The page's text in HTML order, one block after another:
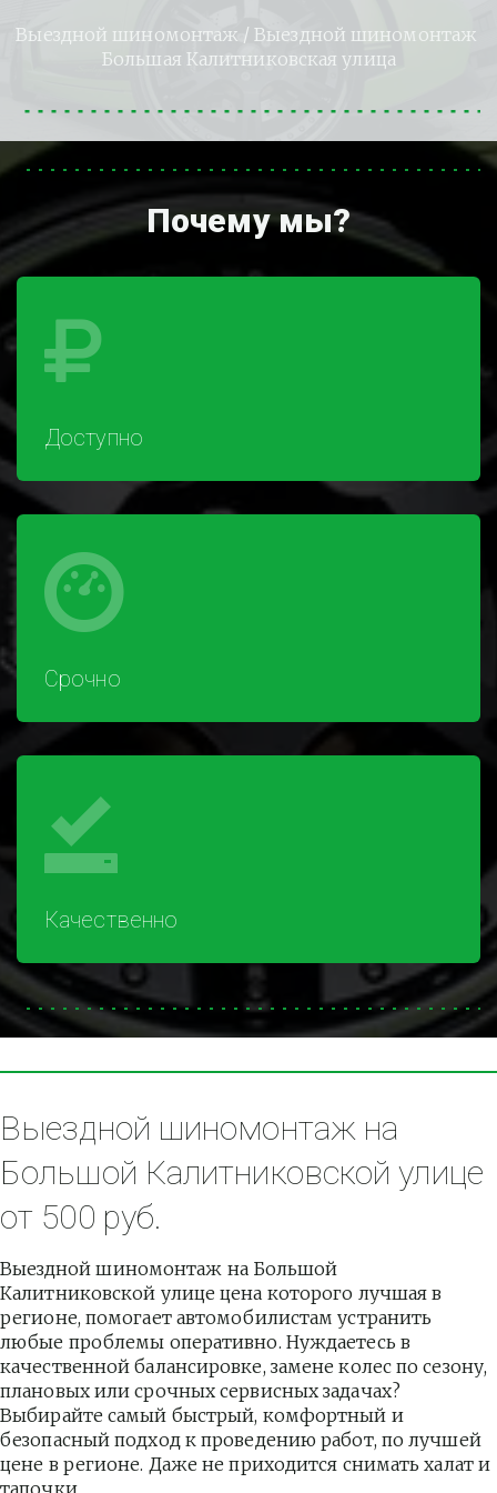
Выездной шиномонтаж / Выездной шиномонтаж
Большая Калитниковская улица
Почему мы?
Доступно
Срочно
Качественно
Выездной шиномонтаж на
Большой Калитниковской улице
от 500 руб.
Выездной шиномонтаж на Большой
Калитниковской улице цена которого лучшая в
регионе, помогает автомобилистам устранить
любые проблемы оперативно. Нуждаетесь в
качественной балансировке, замене колес по сезону,
плановых или срочных сервисных задачах?
Выбирайте самый быстрый, комфортный и
безопасный подход к проведению работ, по лучшей
цене в регионе. Даже не приходится снимать халат и
тапочки.